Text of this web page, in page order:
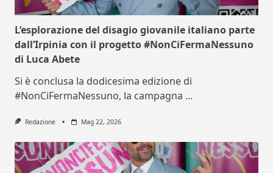
L’esplorazione del disagio giovanile italiano parte
dall’Irpinia con il progetto #NonCiFermaNessuno
di Luca Abete
Si è conclusa la dodicesima edizione di
#NonCiFermaNessuno, la campagna ...
Redazione Mag 22, 2026